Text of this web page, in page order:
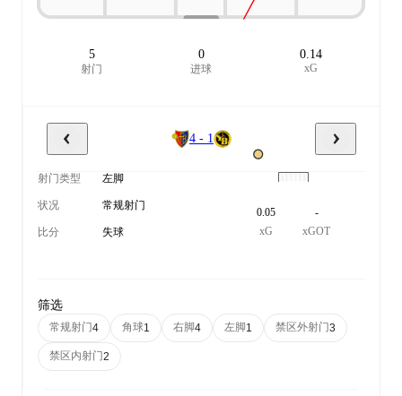
5
射门
0
进球
0.14
xG
4 - 1
射门类型 左脚
状况 常规射门
比分 失球
0.05
xG
-
xGOT
筛选
常规射门4 角球1 右脚4 左脚1 禁区外射门3
禁区内射门2